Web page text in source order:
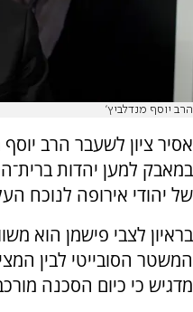
הרב יוסף מנדלביץ'
אסיר ציון לשעבר הרב
במאבק למען יהדות
של יהודי אירופה לנוכח
בראיון לצבי פישמן הוא
המשטר הסובייטי לבין
מדגיש כי כיום הסכנה